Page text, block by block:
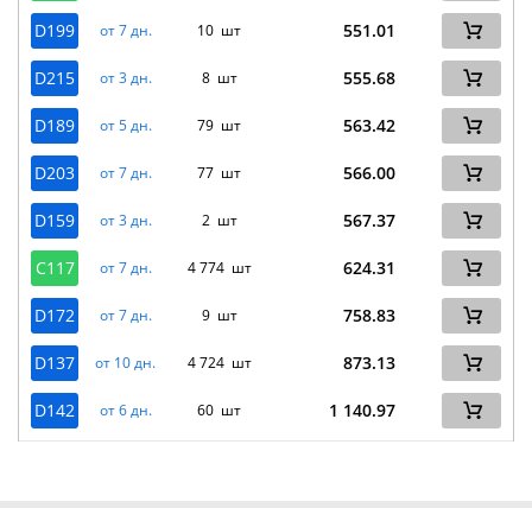
D199 от 7 дн. 10 шт 551.01
D215 от 3 дн. 8 шт 555.68
D189 от 5 дн. 79 шт 563.42
D203 от 7 дн. 77 шт 566.00
D159 от 3 дн. 2 шт 567.37
C117 от 7 дн. 4 774 шт 624.31
D172 от 7 дн. 9 шт 758.83
D137 от 10 дн. 4 724 шт 873.13
D142 от 6 дн. 60 шт 1 140.97